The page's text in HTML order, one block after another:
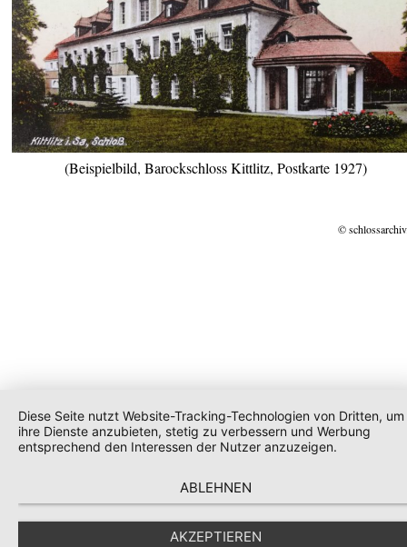
(Beispielbild, Barockschloss Kittlitz, Postkarte 1927)
©
Diese Seite nutzt Website-Tracking-Technologien von Dritten, um
ihre Dienste anzubieten, stetig zu verbessern und Werbung
entsprechend den Interessen der Nutzer anzuzeigen.
ABLEHNEN
AKZEPTIEREN